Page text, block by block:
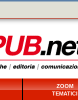
ZOOM
TEMATICI